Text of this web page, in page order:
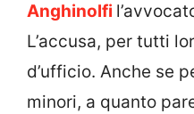
Anghinolfi
L’accusa, per tutti
d’ufficio. Anche se
minori, a quanto